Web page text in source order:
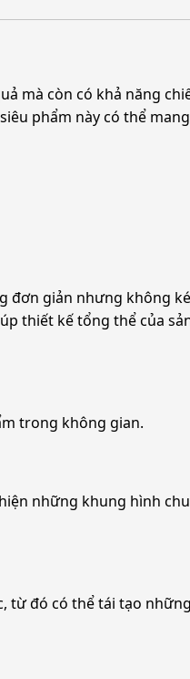
mà còn có khả năng
phẩm này có thể
đơn giản nhưng không
thiết kế tổng thể của
trong không gian.
những khung hình
từ đó có thể tái tạo